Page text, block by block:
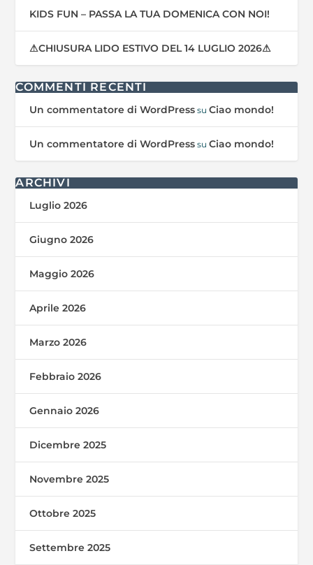
KIDS FUN – PASSA LA TUA DOMENICA CON NOI!
⚠CHIUSURA LIDO ESTIVO DEL 14 LUGLIO 2026⚠
COMMENTI RECENTI
Un commentatore di WordPress suCiao mondo!
Un commentatore di WordPress suCiao mondo!
ARCHIVI
Luglio 2026
Giugno 2026
Maggio 2026
Aprile 2026
Marzo 2026
Febbraio 2026
Gennaio 2026
Dicembre 2025
Novembre 2025
Ottobre 2025
Settembre 2025